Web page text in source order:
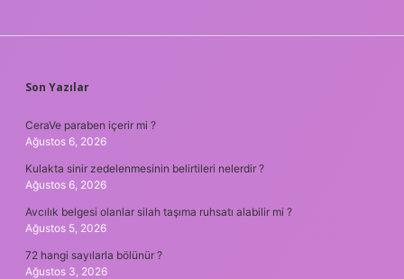
SIDEBAR
Son Yazılar
CeraVe paraben içerir mi ?
Ağustos 6, 2026
Kulakta sinir zedelenmesinin belirtileri nelerdir ?
Ağustos 6, 2026
Avcılık belgesi olanlar silah taşıma ruhsatı alabilir mi ?
Ağustos 5, 2026
72 hangi sayılarla bölünür ?
Ağustos 3, 2026